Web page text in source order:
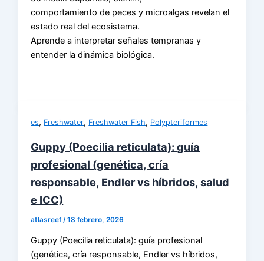
comportamiento de peces y microalgas revelan el
estado real del ecosistema.
Aprende a interpretar señales tempranas y
entender la dinámica biológica.
es, Freshwater, Freshwater Fish, Polypteriformes
Guppy (Poecilia reticulata): guía
profesional (genética, cría
responsable, Endler vs híbridos, salud
e ICC)
atlasreef /18 febrero, 2026
Guppy (Poecilia reticulata): guía profesional
(genética, cría responsable, Endler vs híbridos,